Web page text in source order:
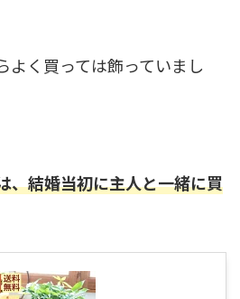
よく買っては飾っていまし
、結婚当初に主人と一緒に買